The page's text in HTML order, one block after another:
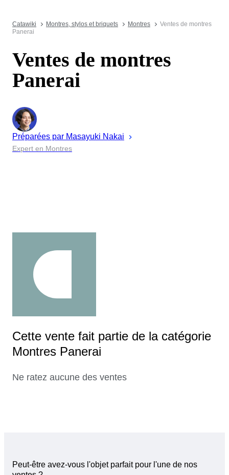
Catawiki Montres, stylos et briquets Montres
Ventes de montres
Panerai
Ventes de montres
Panerai
Préparées par Masayuki Nakai
Expert en Montres
Cette vente fait partie de la catégorie
Montres Panerai
Ne ratez aucune des ventes
Peut-être avez-vous l'objet parfait pour l'une de nos